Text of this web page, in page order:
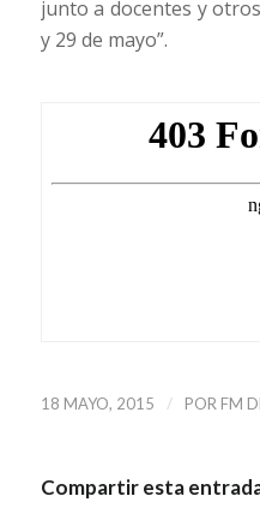
junto a docentes y
y 29 de mayo”.
18 MAYO, 2015 / POR FM
Compartir esta